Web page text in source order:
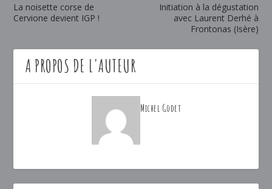
La noisette corse de
Cervione devient IGP !
Initiation à la dégustation
avec Laurent Derhé à
Frontonas (Isère)
A PROPOS DE L'AUTEUR
Michel Godet